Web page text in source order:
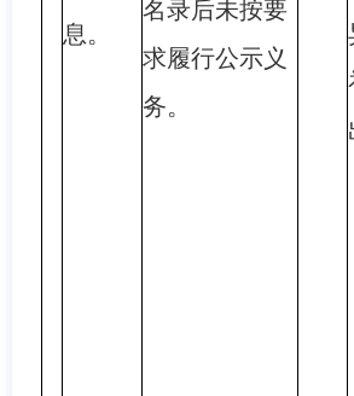
息。
名录后未按要
求履行公示义
务。